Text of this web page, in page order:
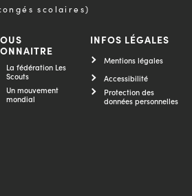
scolaires)
La fédération Les
Scouts
Un mouvement
mondial
INFOS LÉGALES
Mentions légales
Accessibilité
Protection des
données personnelles
Facebook
page Instagram
notre chaîne Youtube